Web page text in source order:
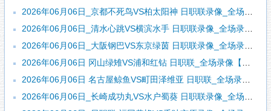
2026年06月06日_京都不死鸟VS柏太阳神 日职联录像_全场录像【高清回放】
2026年06月06日_清水心跳VS横滨水手 日职联录像_全场录像【高清回放】
2026年06月06日_大阪钢巴VS东京绿茵 日职联录像_全场录像【高清回放】
2026年06月06日 冈山绿雉VS浦和红钻 日职联_全场录像【全场回放】
2026年06月06日 名古屋鲸鱼VS町田泽维亚 日职联_全场录像【全场回放】
2026年06月06日_长崎成功丸VS水户蜀葵 日职联录像_全场录像【视频集锦】